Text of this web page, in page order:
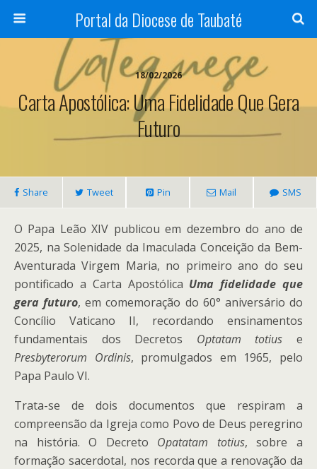
Portal da Diocese de Taubaté
18/02/2026
Carta Apostólica: Uma Fidelidade Que Gera
Futuro
Share Tweet Pin Mail SMS
O Papa Leão XIV publicou em dezembro do ano de
2025, na Solenidade da Imaculada Conceição da Bem-
Aventurada Virgem Maria, no primeiro ano do seu
pontificado a Carta Apostólica Uma fidelidade que
gera futuro, em comemoração do 60° aniversário do
Concílio Vaticano II, recordando ensinamentos
fundamentais dos Decretos Optatam totius e
Presbyterorum Ordinis, promulgados em 1965, pelo
Papa Paulo VI.
Trata-se de dois documentos que respiram a
compreensão da Igreja como Povo de Deus peregrino
na história. O Decreto Opatatam totius, sobre a
formação sacerdotal, nos recorda que a renovação da